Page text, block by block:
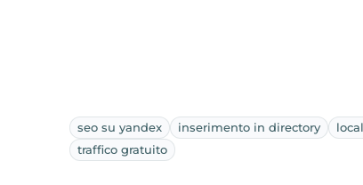
seo su yandex inserimento in directory
traffico gratuito